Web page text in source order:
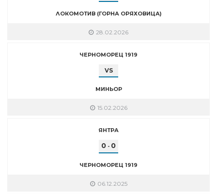
ЛОКОМОТИВ (ГОРНА ОРЯХОВИЦА)
28.02.2026
ЧЕРНОМОРЕЦ 1919
VS
МИНЬОР
15.02.2026
ЯНТРА
0 - 0
ЧЕРНОМОРЕЦ 1919
06.12.2025